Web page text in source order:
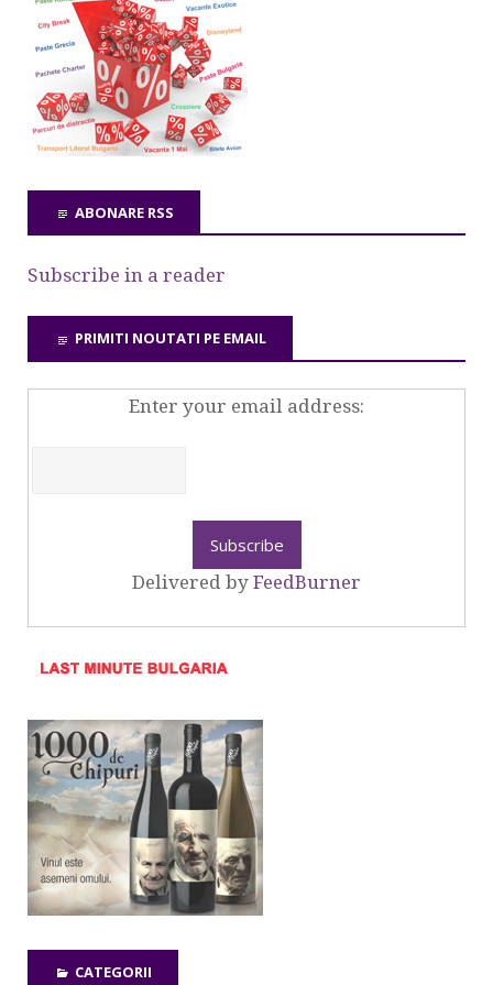
ABONARE RSS
Subscribe in a reader
PRIMITI NOUTATI PE EMAIL
Enter your email address:
Delivered by FeedBurner
CATEGORII